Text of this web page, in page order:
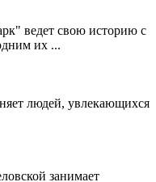
ведет свою историю с
их ...
людей, увлекающихся
занимает